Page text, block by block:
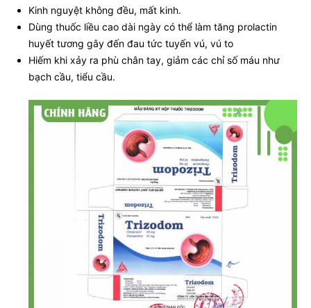
Kinh nguyệt không đều, mất kinh.
Dùng thuốc liều cao dài ngày có thể làm tăng prolactin
huyết tương gây đến đau tức tuyến vú, vú to
Hiếm khi xảy ra phù chân tay, giảm các chỉ số máu như
bạch cầu, tiểu cầu.